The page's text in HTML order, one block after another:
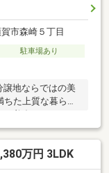
市森崎５丁目
駐車場あり
譲地ならではの美
た上質な暮らし
万円 3LDK